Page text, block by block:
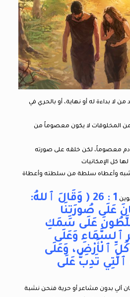
من لا بداءة له أو نهاية، أو بالحري في
من المخلوقات لا يكون معصوماً من
معصوماً، لكن خلقه على صورته
كل الإمكانيات
كشبه وأعطاه سلطة من سلطته وأعطاة
1 : 26 ( وَقَالَ ٱللهُ:
عَلَى صُورَتِنَا
عَلَى سَمَكِ
ٱلسَّمَاءِ وَعَلَى
كُلِّ ٱلْأَرْضِ، وَعَلَى
ٱلَّتِي تَدِبُّ عَلَى
آلي بدون مشاعر أو حرية فنحن نشبة